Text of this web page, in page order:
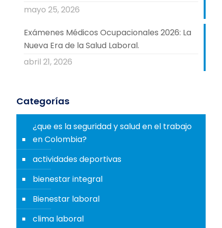
mayo 25, 2026
Exámenes Médicos Ocupacionales 2026: La
Nueva Era de la Salud Laboral.
abril 21, 2026
Categorías
¿que es la seguridad y salud en el trabajo
en Colombia?
actividades deportivas
bienestar integral
Bienestar laboral
clima laboral